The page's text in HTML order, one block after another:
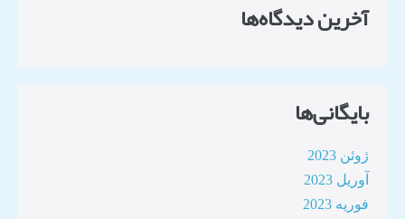
آخرین دیدگاه‌ها
بایگانی‌ها
ژوئن 2023
آوریل 2023
فوریه 2023